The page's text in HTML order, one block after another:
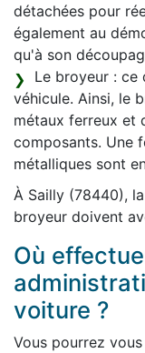
détachées pour
également au
qu'à son
Le broyeur : ce
véhicule. Ainsi, le
métaux ferreux et
composants. Une
métalliques sont
À Sailly (78440),
broyeur doivent
Où
voiture ?
Vous pourrez